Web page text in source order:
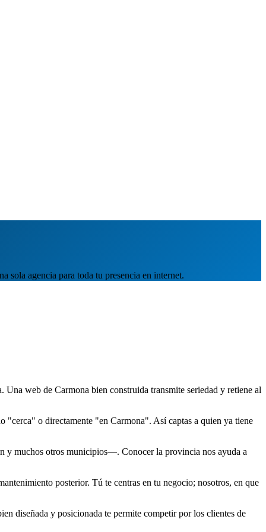
sola agencia para toda tu presencia en internet.
web de Carmona bien construida transmite seriedad y retiene al
"cerca" o directamente "en Carmona". Así captas a quien ya tiene
muchos otros municipios—. Conocer la provincia nos ayuda a
posterior. Tú te centras en tu negocio; nosotros, en que
diseñada y posicionada te permite competir por los clientes de